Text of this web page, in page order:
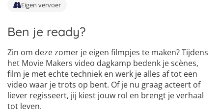
Eigen vervoer
Ben je ready?
Zin om deze zomer je eigen filmpjes te maken? Tijdens
het Movie Makers video dagkamp bedenk je scènes,
film je met echte techniek en werk je alles af tot een
video waar je trots op bent. Of je nu graag acteert of
liever regisseert, jij kiest jouw rol en brengt je verhaal
tot leven.